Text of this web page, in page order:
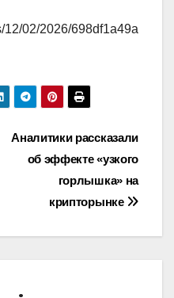
12/02/2026/698df1a49a
Аналитики рассказали
об эффекте «узкого
горлышка» на
крипторынке